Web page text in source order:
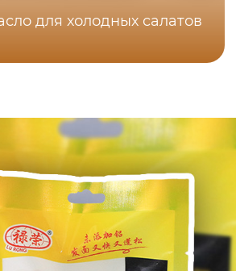
для холодных салатов